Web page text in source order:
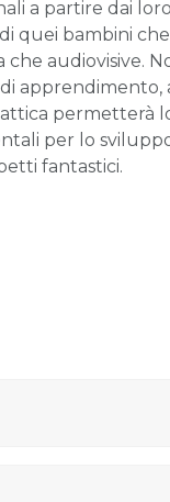
a partire dai
quei bambini
audiovisive.
apprendimento,
permetterà
per lo
fantastici.